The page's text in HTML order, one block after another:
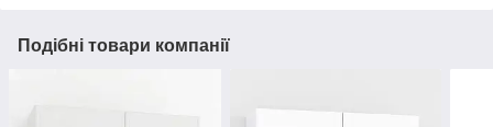
Подібні товари компанії